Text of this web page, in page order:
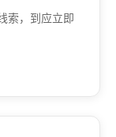
索，到应立即